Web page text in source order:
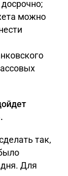
можно
так,
Для